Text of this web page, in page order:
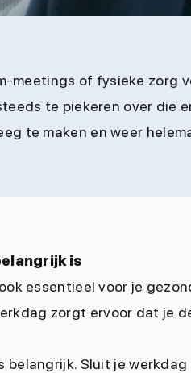
meetings of fysieke zorg
te piekeren over die
te maken en weer
is
essentieel voor je
zorgt ervoor dat je
belangrijk. Sluit je